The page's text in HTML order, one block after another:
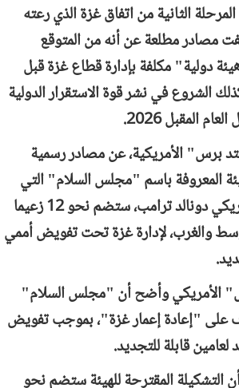
الثانية من اتفاق غزة الذي رعته
مصادر مطلعة عن أنه من المتوقع
دولية" مكلفة بإدارة قطاع غزة قبل
الشروع في نشر قوة الاستقرار الدولية
المقبل 2026.
برس" الأمريكية، عن مصادر رسمية
المعروفة باسم "مجلس السلام" التي
سيرأسها الرئيس الأمريكي دونالد ترامب، ستضم نحو 12 زعيما
والغرب، لإدارة غزة تحت تفويض أممي
الأمريكي وأضح أن "مجلس السلام"
على "إعادة إعمار غزة"، بموجب تفويض
قابلة للتجديد.
التشكيلة المقترحة للهيئة ستضم نحو